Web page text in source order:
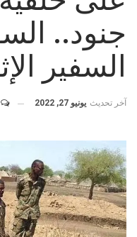
جنود..
السفير
آخر تحديث يونيو 27, 2022